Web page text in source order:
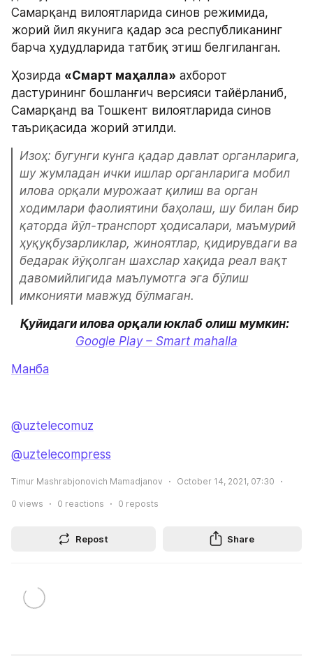
Самарқанд вилоятларида синов режимида,
жорий йил якунига қадар эса республиканинг
барча ҳудудларида татбиқ этиш белгиланган.
Ҳозирда «Смарт маҳалла» ахборот
дастурининг бошланғич версияси тайёрланиб,
Самарқанд ва Тошкент вилоятларида синов
таъриқасида жорий этилди.
Изоҳ: бугунги кунга қадар давлат органларига,
шу жумладан ички ишлар органларига мобил
илова орқали мурожаат қилиш ва орган
ходимлари фаолиятини баҳолаш, шу билан бир
қаторда йўл-транспорт ҳодисалари, маъмурий
ҳуқуқбузарликлар, жиноятлар, қидирувдаги ва
бедарак йўқолган шахслар хақида реал вақт
давомийлигида маълумотга эга бўлиш
имконияти мавжуд бўлмаган.
Қуйидаги илова орқали юклаб олиш мумкин:
Google Play – Smart mahalla
Манба
@uztelecomuz
@uztelecompress
Timur Mashrabjonovich Mamadjanov October 14, 2021, 07:30
0 views 0 reactions 0 reposts
Repost Share